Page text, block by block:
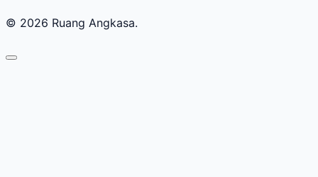
© 2026 Ruang Angkasa.